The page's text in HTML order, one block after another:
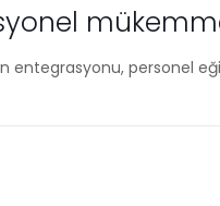
entegrasyonu, personel